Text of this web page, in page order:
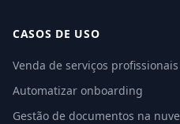
CASOS DE USO
Venda de serviços profissionais
Automatizar onboarding
Gestão de documentos na